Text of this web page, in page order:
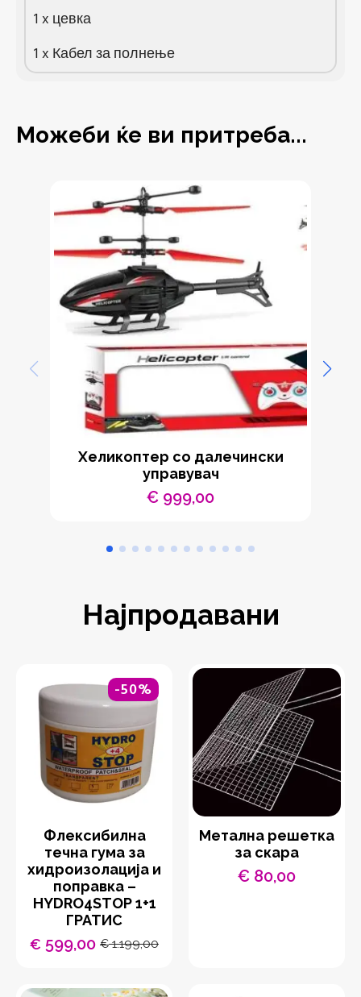
1 x цевка
1 x Кабел за полнење
Можеби ќе ви притреба...
Хеликоптер со далечински
управувач
€ 999,00
Најпродавани
-50%
Флексибилна
течна гума за
хидроизолација и
поправка –
HYDRO4STOP 1+1
ГРАТИС
€1.199,00
Original
was:
€ 599,00Current
is:
Метална решетка
за скара
€ 80,00